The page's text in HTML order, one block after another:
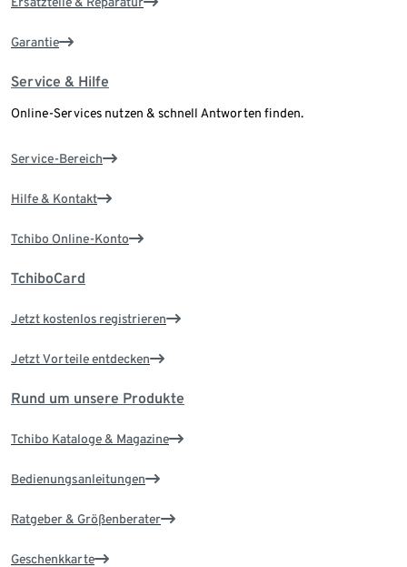
Garantie
Service & Hilfe
Online-Services nutzen & schnell Antworten finden.
Service-Bereich
Hilfe & Kontakt
Tchibo Online-Konto
TchiboCard
Jetzt kostenlos registrieren
Jetzt Vorteile entdecken
Rund um unsere Produkte
Tchibo Kataloge & Magazine
Bedienungsanleitungen
Ratgeber & Größenberater
Geschenkkarte